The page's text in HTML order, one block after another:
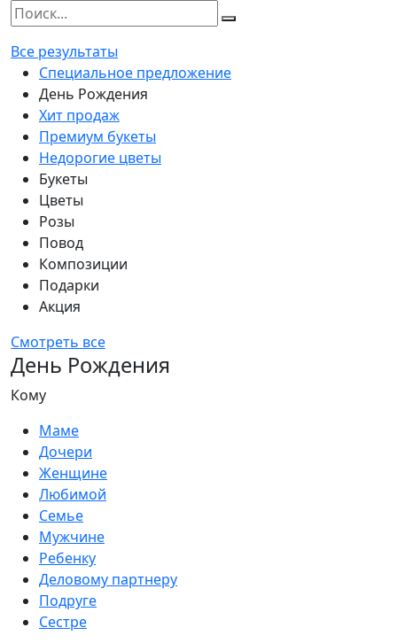
Все результаты
Специальное предложение
День Рождения
Хит продаж
Премиум букеты
Недорогие цветы
Букеты
Цветы
Розы
Повод
Композиции
Подарки
Акция
Смотреть все
День Рождения
Кому
Маме
Дочери
Женщине
Любимой
Семье
Мужчине
Ребенку
Деловому партнеру
Подруге
Сестре